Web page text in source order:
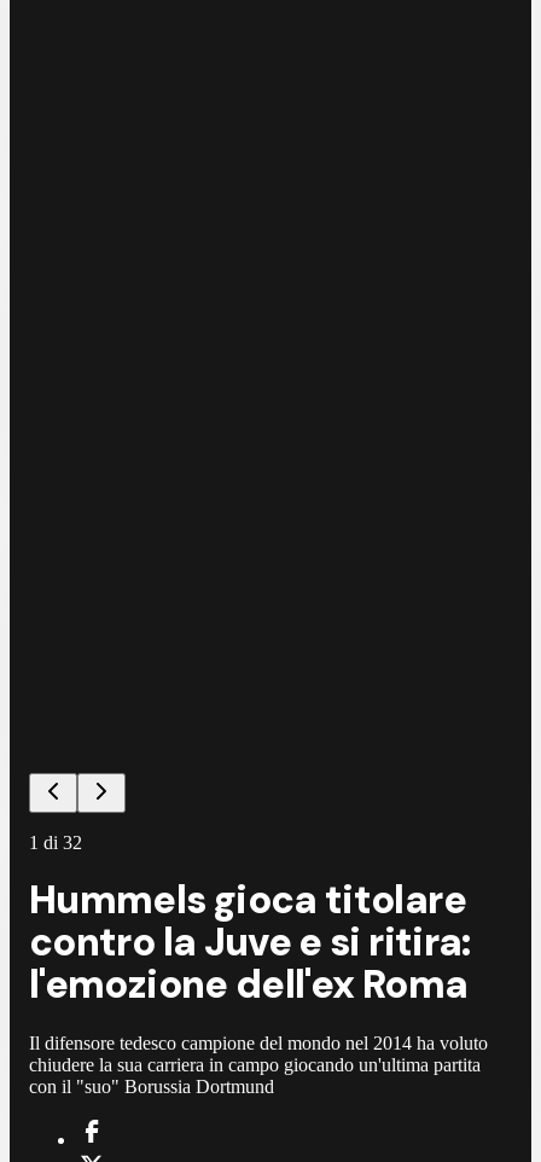
1 di 32
Hummels gioca titolare
contro la Juve e si ritira:
l'emozione dell'ex Roma
Il difensore tedesco campione del mondo nel 2014 ha voluto
chiudere la sua carriera in campo giocando un'ultima partita
con il "suo" Borussia Dortmund